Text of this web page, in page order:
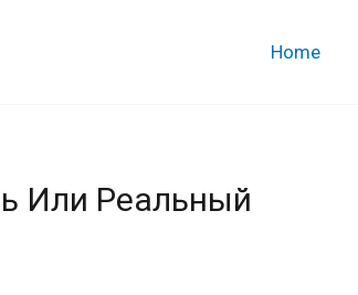
Home
Или Реальный